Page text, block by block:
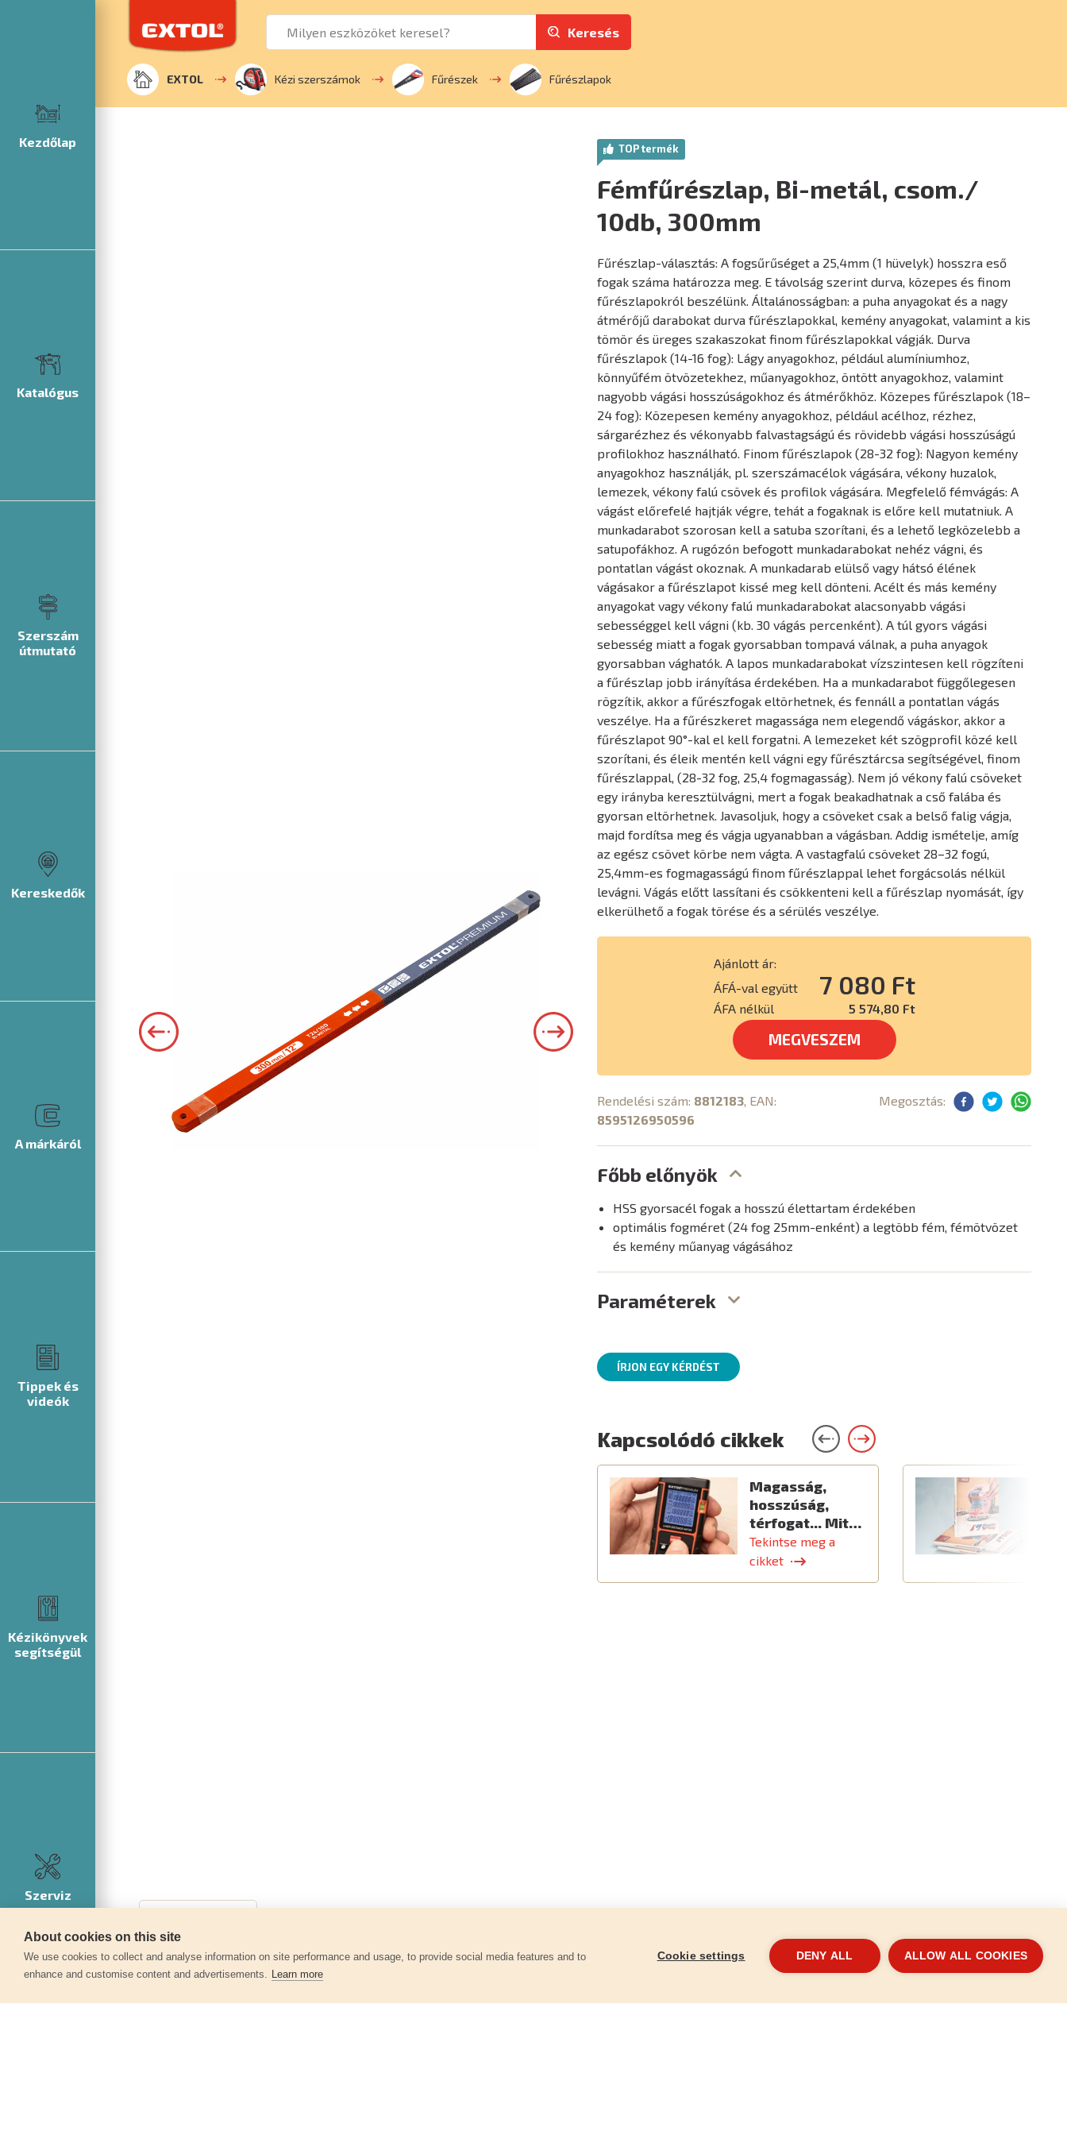
Kezdőlap
Katalógus
Szerszám
útmutató
Kereskedők
A márkáról
Tippek és
videók
Kézikönyvek
segítségül
Szerviz
Keresés
EXTOL Kézi szerszámok Fűrészek Fűrészlapok
TOP termék
Fémfűrészlap, Bi-metál, csom./
10db, 300mm
Fűrészlap-választás: A fogsűrűséget a 25,4mm (1 hüvelyk) hosszra eső
fogak száma határozza meg. E távolság szerint durva, közepes és finom
fűrészlapokról beszélünk. Általánosságban: a puha anyagokat és a nagy
átmérőjű darabokat durva fűrészlapokkal, kemény anyagokat, valamint a kis
tömör és üreges szakaszokat finom fűrészlapokkal vágják. Durva
fűrészlapok (14-16 fog): Lágy anyagokhoz, például alumíniumhoz,
könnyűfém ötvözetekhez, műanyagokhoz, öntött anyagokhoz, valamint
nagyobb vágási hosszúságokhoz és átmérőkhöz. Közepes fűrészlapok (18–
24 fog): Közepesen kemény anyagokhoz, például acélhoz, rézhez,
sárgarézhez és vékonyabb falvastagságú és rövidebb vágási hosszúságú
profilokhoz használható. Finom fűrészlapok (28-32 fog): Nagyon kemény
anyagokhoz használják, pl. szerszámacélok vágására, vékony huzalok,
lemezek, vékony falú csövek és profilok vágására. Megfelelő fémvágás: A
vágást előrefelé hajtják végre, tehát a fogaknak is előre kell mutatniuk. A
munkadarabot szorosan kell a satuba szorítani, és a lehető legközelebb a
satupofákhoz. A rugózón befogott munkadarabokat nehéz vágni, és
pontatlan vágást okoznak. A munkadarab elülső vagy hátsó élének
vágásakor a fűrészlapot kissé meg kell dönteni. Acélt és más kemény
anyagokat vagy vékony falú munkadarabokat alacsonyabb vágási
sebességgel kell vágni (kb. 30 vágás percenként). A túl gyors vágási
sebesség miatt a fogak gyorsabban tompavá válnak, a puha anyagok
gyorsabban vághatók. A lapos munkadarabokat vízszintesen kell rögzíteni
a fűrészlap jobb irányítása érdekében. Ha a munkadarabot függőlegesen
rögzítik, akkor a fűrészfogak eltörhetnek, és fennáll a pontatlan vágás
veszélye. Ha a fűrészkeret magassága nem elegendő vágáskor, akkor a
fűrészlapot 90°-kal el kell forgatni. A lemezeket két szögprofil közé kell
szorítani, és éleik mentén kell vágni egy fűrésztárcsa segítségével, finom
fűrészlappal, (28-32 fog, 25,4 fogmagasság). Nem jó vékony falú csöveket
egy irányba keresztülvágni, mert a fogak beakadhatnak a cső falába és
gyorsan eltörhetnek. Javasoljuk, hogy a csöveket csak a belső falig vágja,
majd fordítsa meg és vágja ugyanabban a vágásban. Addig ismételje, amíg
az egész csövet körbe nem vágta. A vastagfalú csöveket 28–32 fogú,
25,4mm-es fogmagasságú finom fűrészlappal lehet forgácsolás nélkül
levágni. Vágás előtt lassítani és csökkenteni kell a fűrészlap nyomását, így
elkerülhető a fogak törése és a sérülés veszélye.
Ajánlott ár:
ÁFÁ-val együtt
7 080 Ft
ÁFA nélkül 5 574,80 Ft
MEGVESZEM
Rendelési szám: 8812183 , EAN:
8595126950596
Megosztás:
Főbb előnyök
HSS gyorsacél fogak a hosszú élettartam érdekében
optimális fogméret (24 fog 25mm-enként) a legtöbb fém, fémötvözet
és kemény műanyag vágásához
Paraméterek
ÍRJON EGY KÉRDÉST
Kapcsolódó cikkek
Magasság,
hosszúság,
térfogat... Mit…
Tekintse meg a
cikket
About cookies on this site
We use cookies to collect and analyse information on site performance and usage, to provide social media features and to
enhance and customise content and advertisements. Learn more
Cookie settings DENY ALL ALLOW ALL COOKIES